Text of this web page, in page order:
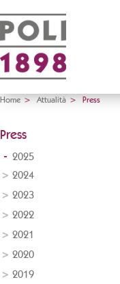
Home > Attualità > Press
Press
2025
2024
2023
2022
2021
2020
2019